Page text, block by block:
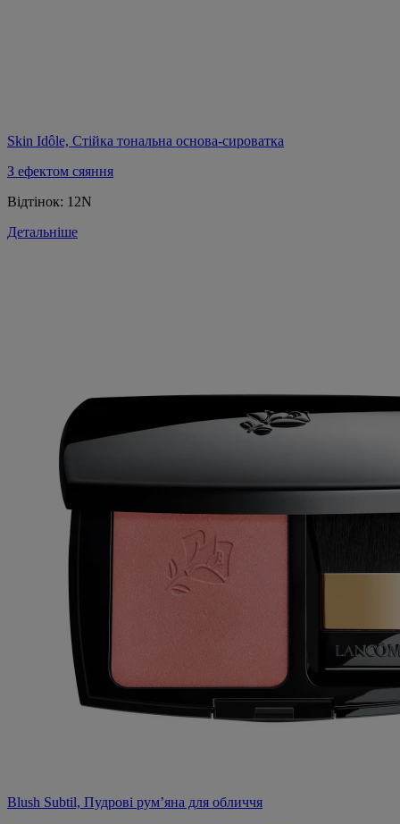
Skin Idôle, Стійка тональна основа-сироватка
З ефектом сяяння
Відтінок: 12N
Детальніше
Blush Subtil, Пудрові рум’яна для обличчя